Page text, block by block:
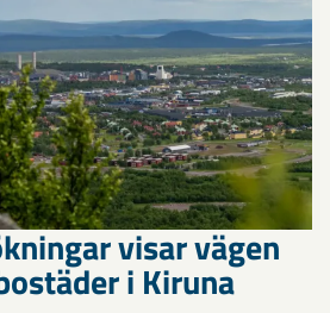
visar vägen
i Kiruna